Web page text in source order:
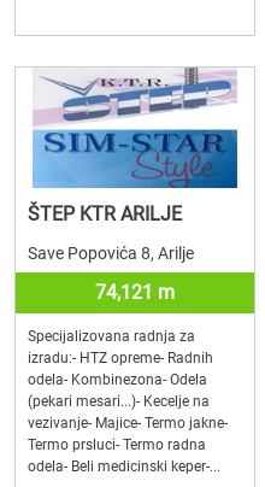
ŠTEP KTR ARILJE
Save Popovića 8, Arilje
74,121 m
Specijalizovana radnja za
izradu:- HTZ opreme- Radnih
odela- Kombinezona- Odela
(pekari mesari...)- Kecelje na
vezivanje- Majice- Termo jakne-
Termo prsluci- Termo radna
odela- Beli medicinski keper-...